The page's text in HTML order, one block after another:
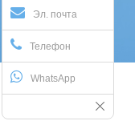
Эл. почта
Телефон
WhatsApp